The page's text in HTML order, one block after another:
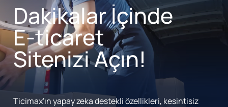
Dakikalar İçinde
E-ticaret
Sitenizi Açın!
Ticimax'ın yapay zeka destekli özellikleri, kesintisiz